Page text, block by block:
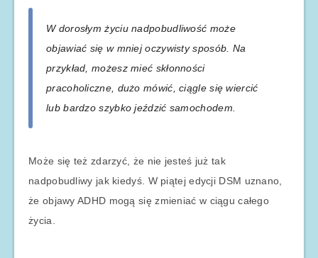
W dorosłym życiu nadpobudliwość może
objawiać się w mniej oczywisty sposób. Na
przykład, możesz mieć skłonności
pracoholiczne, dużo mówić, ciągle się wiercić
lub bardzo szybko jeździć samochodem.
Może się też zdarzyć, że nie jesteś już tak
nadpobudliwy jak kiedyś. W piątej edycji DSM uznano,
że objawy ADHD mogą się zmieniać w ciągu całego
życia.